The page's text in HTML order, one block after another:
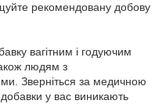
рекомендовану добову
вагітним і годуючим
людям з
Зверніться за медичною
у вас виникають